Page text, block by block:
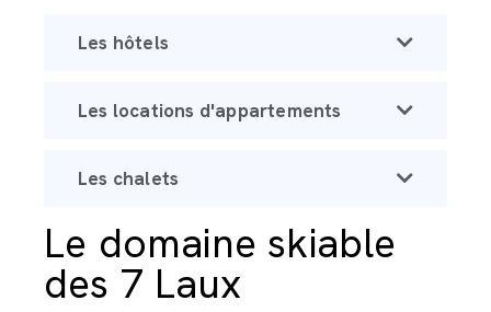
Les hôtels
Les locations d'appartements
Les chalets
Le domaine skiable
des 7 Laux